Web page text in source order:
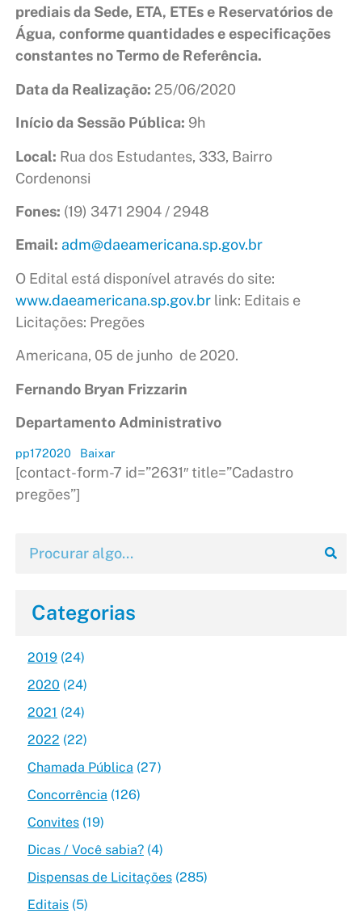
prediais da Sede, ETA, ETEs e Reservatórios de
Água, conforme quantidades e especificações
constantes no Termo de Referência.
Data da Realização: 25/06/2020
Início da Sessão Pública: 9h
Local: Rua dos Estudantes, 333, Bairro
Cordenonsi
Fones: (19) 3471 2904 / 2948
Email: adm@daeamericana.sp.gov.br
O Edital está disponível através do site:
www.daeamericana.sp.gov.brlink: Editais e
Licitações: Pregões
Americana, 05 de junho de 2020.
Fernando Bryan Frizzarin
Departamento Administrativo
pp172020 Baixar
[contact-form-7 id=”2631″ title=”Cadastro
pregões”]
Categorias
2019(24)
2020 (24)
2021 (24)
2022 (22)
Chamada Pública (27)
Concorrência (126)
Convites(19)
Dicas / Você sabia?(4)
Dispensas de Licitações(285)
Editais(5)